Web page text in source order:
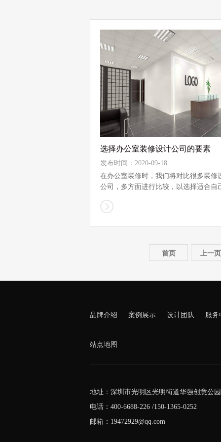
选择办公室装修设计公司的要素
发布时间：2020-09-18
在办公室装修时，我们将对比很多装修
公司，多方面进行比较，以选择适合自
首页 上一页
品牌介绍 案例展示 设计团队 服务
站点地图
地址：深圳市光明区光明街道华强创意公
电话：400-6688-226 /150-1365-0252
邮箱：19472929@qq.com